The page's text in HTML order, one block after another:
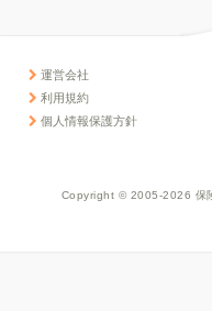
運営会社
利用規約
個人情報保護方針
Copyright © 2005-2026 保